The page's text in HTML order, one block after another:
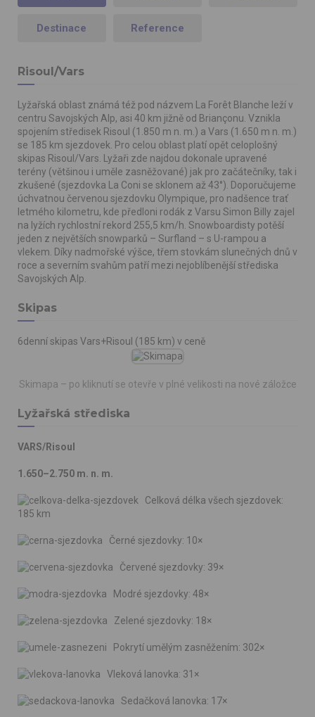
Destinace Reference
Risoul/Vars
Lyžařská oblast známá též pod názvem La Forêt Blanche leží v
centru Savojských Alp, asi 40 km jižně od Briançonu. Vznikla
spojením středisek Risoul (1.850 m n. m.) a Vars (1.650 m n. m.)
se 185 km sjezdovek. Pro celou oblast platí opět celoplošný
skipas Risoul/Vars. Lyžaři zde najdou dokonale upravené
terény (většinou i uměle zasněžované) jak pro začátečníky, tak i
zkušené (sjezdovka La Coni se sklonem až 43°). Doporučujeme
úchvatnou červenou sjezdovku Olympique, pro nadšence trať
letmého kilometru, kde předloni rodák z Varsu Simon Billy zajel
na lyžích rychlostní rekord 255,5 km/h. Snowboardisty potěší
jeden z největších snowparků – Surfland – s U-rampou a
vlekem. Díky nadmořské výšce, třem stovkám slunečných dnů v
roce a severním svahům patří mezi nejoblíbenější střediska
Savojských Alp.
Skipas
6denní skipas Vars+Risoul (185 km) v ceně
Skimapa – po kliknutí se otevře v plné velikosti na nové záložce
Lyžařská střediska
VARS/Risoul
1.650–2.750 m. n. m.
Celková délka všech sjezdovek:
185 km
Černé sjezdovky: 10×
Červené sjezdovky: 39×
Modré sjezdovky: 48×
Zelené sjezdovky: 18×
Pokrytí umělým zasněžením: 302×
Vleková lanovka: 31×
Sedačková lanovka: 17×